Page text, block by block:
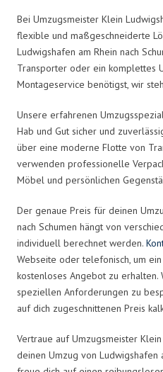
Bei Umzugsmeister Klein
flexible und maßgeschneiderte
Ludwigshafen am Rhein nach
Transporter oder ein komplettes
Montageservice benötigst, wir
Unsere erfahrenen
Hab und Gut sicher und
über eine moderne Flotte von
verwenden professionelle
Möbel und persönlichen
Der genaue Preis für deinen
nach Schumen hängt von
individuell berechnet werden.
Webseite oder telefonisch, um
kostenloses Angebot zu erhalten.
speziellen Anforderungen zu
auf dich zugeschnittenen Preis
Vertraue auf Umzugsmeister
deinen Umzug von Ludwigshafen